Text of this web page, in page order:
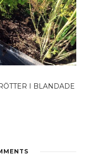
I BLANDADE